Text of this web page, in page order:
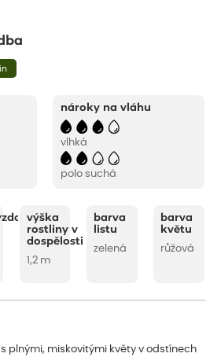
nároky na vláhu
vlhká
polo suchá
výška
rostliny v
dospělosti
1,2 m
barva
listu
zelená
barva
květu
růžová
plnými, miskovitými květy v odstínech